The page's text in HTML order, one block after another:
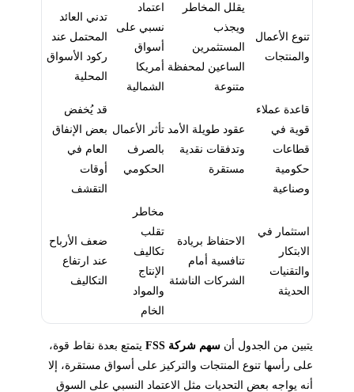
تنوع الأعمال
والمنتجات
يقلل المخاطر
ويجذب
المستثمرين
الساعين لمحفظة
متنوعة
اعتماد
نسبي على
أسواق
أمريكا
الشمالية
تدني العائد
المحتمل عند
ركود الأسواق
المحلية
قاعدة عملاء
قوية في
قطاعات
حكومية
وصناعية
عقود طويلة الأمد
وتدفقات نقدية
مستقرة
تأثر الأعمال
بالصرف
الحكومي
قد يُخفض
بعض الإنفاق
العام في
أوقات
التقشف
استثمار في
الابتكار
والتقنيات
الحديثة
الاحتفاظ بريادة
تنافسية أمام
الشركات الناشئة
مخاطر
تقلب
تكاليف
الإنتاج
والمواد
الخام
ضعف الأرباح
عند ارتفاع
التكاليف
يتبين من الجدول أن سهم شركة FSS
يتمتع بعدة نقاط قوة،
على رأسها تنوع المنتجات والتركيز على أسواق مستقرة، إلا
أنه يواجه بعض التحديات مثل الاعتماد النسبي على السوق